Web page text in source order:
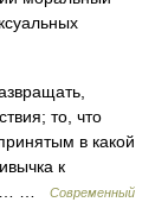
то, что
в какой
к
…
Современный